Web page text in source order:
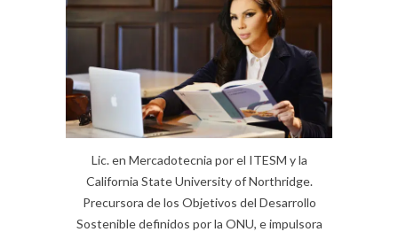
Lic. en Mercadotecnia por el ITESM y la
California State University of Northridge.
Precursora de los Objetivos del Desarrollo
Sostenible definidos por la ONU, e impulsora